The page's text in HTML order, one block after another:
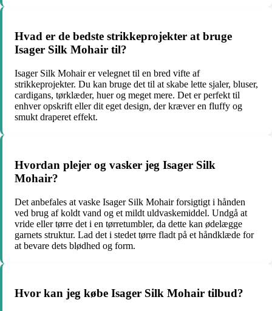
Hvad er de bedste strikkeprojekter at bruge
Isager Silk Mohair til?
Isager Silk Mohair er velegnet til en bred vifte af
strikkeprojekter. Du kan bruge det til at skabe lette sjaler, bluser,
cardigans, tørklæder, huer og meget mere. Det er perfekt til
enhver opskrift eller dit eget design, der kræver en fluffy og
smukt draperet effekt.
Hvordan plejer og vasker jeg Isager Silk
Mohair?
Det anbefales at vaske Isager Silk Mohair forsigtigt i hånden
ved brug af koldt vand og et mildt uldvaskemiddel. Undgå at
vride eller tørre det i en tørretumbler, da dette kan ødelægge
garnets struktur. Lad det i stedet tørre fladt på et håndklæde for
at bevare dets blødhed og form.
Hvor kan jeg købe Isager Silk Mohair tilbud?